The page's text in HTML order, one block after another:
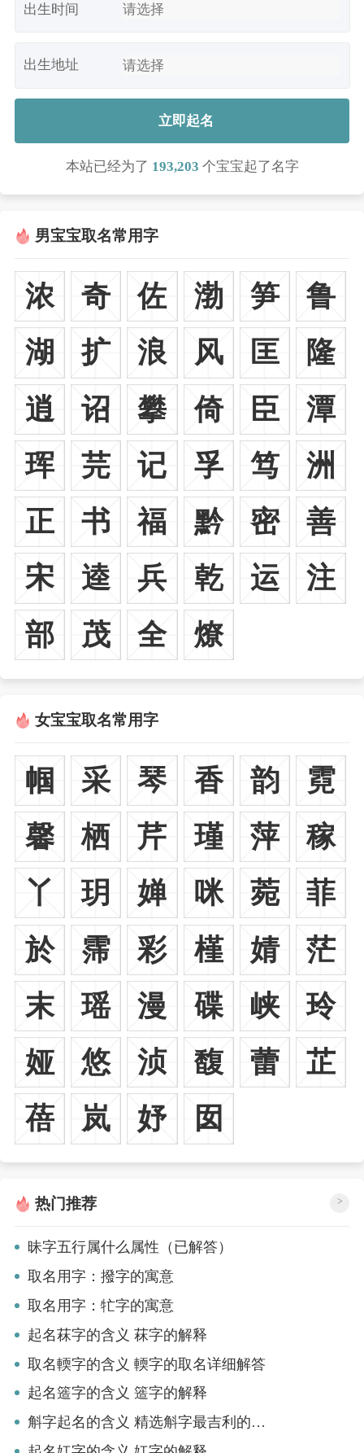
出生时间
出生地址
立即起名
本站已经为了 193,203 个宝宝起了名字
男宝宝取名常用字
浓 奇 佐 渤 笋
鲁
湖
扩 浪 风 匡
隆
逍
诏 攀 倚 臣
潭
珲
芫 记 孚 笃
洲
正
书 福 黔 密
善
宋
逵 兵 乾 运
注
部
茂 全 燎
女宝宝取名常用字
帼 采 琴 香 韵
霓
馨
栖 芹 瑾 萍
稼
丫
玥 婵 咪 菀
菲
於
霈 彩 槿 婧
茫
末
瑶 漫 碟 峡
玲
娅
悠 浈 馥 蕾
芷
蓓
岚 妤 囡
热门推荐 >
昧字五行属什么属性（已解答）
取名用字：撥字的寓意
取名用字：牤字的寓意
起名菻字的含义 菻字的解释
取名輭字的含义 輭字的取名详细解答
起名簉字的含义 簉字的解释
斛字起名的含义 精选斛字最吉利的名字